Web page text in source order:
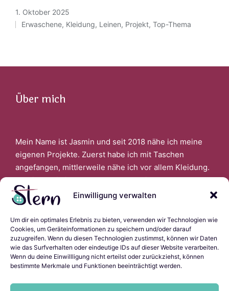
Einwilligung verwalten
Um dir ein optimales Erlebnis zu bieten, verwenden wir Technologien wie
Cookies, um Geräteinformationen zu speichern und/oder darauf
zuzugreifen. Wenn du diesen Technologien zustimmst, können wir Daten
wie das Surfverhalten oder eindeutige IDs auf dieser Website verarbeiten.
Wenn du deine Einwillligung nicht erteilst oder zurückziehst, können
bestimmte Merkmale und Funktionen beeinträchtigt werden.
1. Oktober 2025
Posted
Erwaschene, Kleidung, Leinen, Projekt, Top-Thema
Über mich
Mein Name ist Jasmin und seit 2018 nähe ich meine
eigenen Projekte. Zuerst habe ich mit Taschen
angefangen, mittlerweile nähe ich vor allem Kleidung.
Faszinert bin ich auch davon, wenn ich aus alter
Kleidung Neues schaffen kann.
Links
Impressum
Datenschutzerklärung